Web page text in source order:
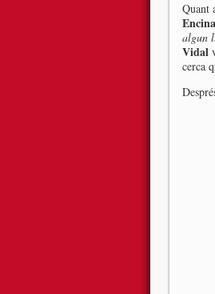
Quant
algun
Vidal
cerca